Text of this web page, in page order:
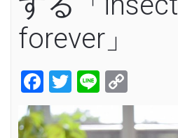
forever」
Facebook
Twitter
Line
Link